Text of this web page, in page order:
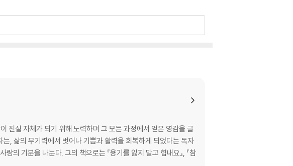
진실 자체가 되기 위해 노력하며 그 모든 과정에서 얻은 영감을 글
, 삶의 무기력에서 벗어나 기쁨과 활력을 회복하게 되었다는 독자
의 기분을 나눈다. 그의 책으로는 『용기를 잃지 말고 힘내요』, 『참